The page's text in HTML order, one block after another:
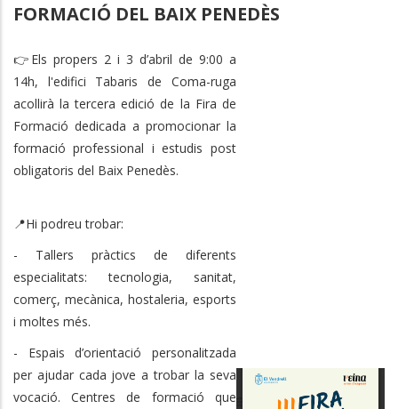
FORMACIÓ DEL BAIX PENEDÈS
👉Els propers 2 i 3 d’abril de 9:00 a
14h, l'edifici Tabaris de Coma-ruga
acollirà la tercera edició de la Fira de
Formació dedicada a promocionar la
formació professional i estudis post
obligatoris del Baix Penedès.
📍Hi podreu trobar:
- Tallers pràctics de diferents
especialitats: tecnologia, sanitat,
comerç, mecànica, hostaleria, esports
i moltes més.
- Espais d’orientació personalitzada
per ajudar cada jove a trobar la seva
vocació. Centres de formació que